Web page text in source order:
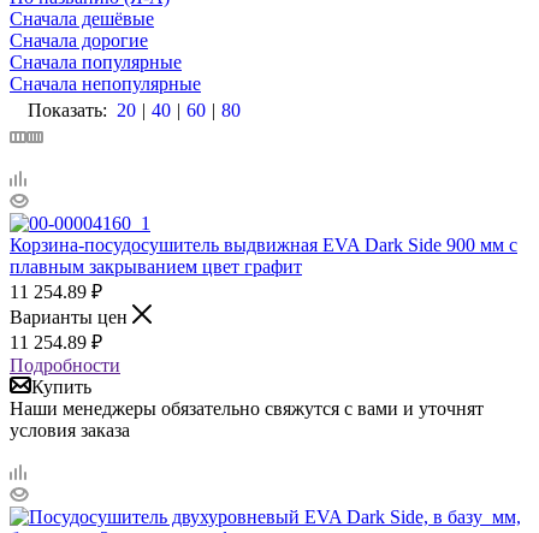
Сначала дешёвые
Сначала дорогие
Сначала популярные
Сначала непопулярные
Показать: 20 | 40 | 60 | 80
Корзина-посудосушитель выдвижная EVA Dark Side 900 мм с
плавным закрыванием цвет графит
11 254.89 ₽
Варианты цен
11 254.89 ₽
Подробности
Купить
Наши менеджеры обязательно свяжутся с вами и уточнят
условия заказа